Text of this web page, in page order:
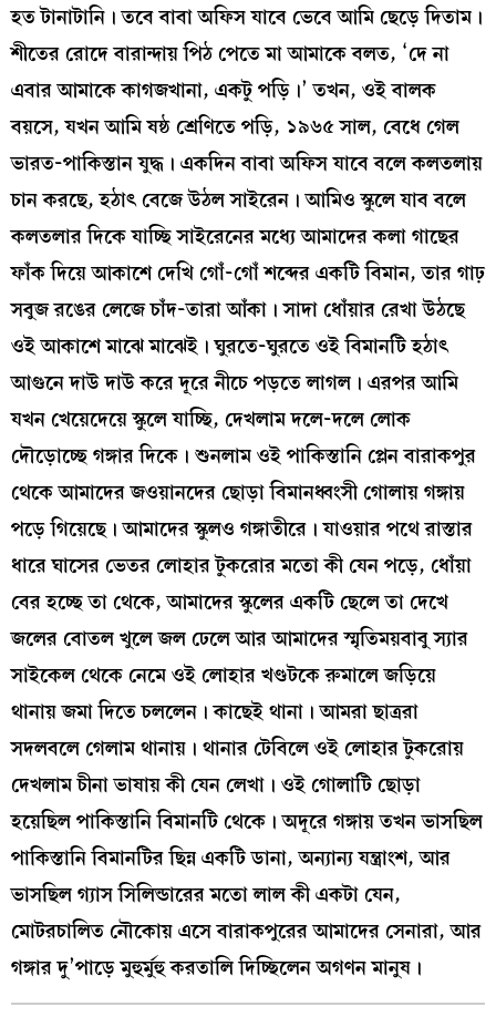
হত টানাটানি। তবে বাবা অফিস যাবে ভেবে আমি ছেড়ে দিতাম।
শীতের রোদে বারান্দায় পিঠ পেতে মা আমাকে বলত, ‘দে না
এবার আমাকে কাগজখানা, একটু পড়ি।’ তখন, ওই বালক
বয়সে, যখন আমি ষষ্ঠ শ্রেণিতে পড়ি, ১৯৬৫ সাল, বেধে গেল
ভারত-পাকিস্তান যুদ্ধ। একদিন বাবা অফিস যাবে বলে কলতলায়
চান করছে, হঠাৎ বেজে উঠল সাইরেন। আমিও স্কুলে যাব বলে
কলতলার দিকে যাচ্ছি সাইরেনের মধ‍্যে আমাদের কলা গাছের
ফাঁক দিয়ে আকাশে দেখি গোঁ-গোঁ শব্দের একটি বিমান, তার গাঢ়
সবুজ রঙের লেজে চাঁদ-তারা আঁকা। সাদা ধোঁয়ার রেখা উঠছে
ওই আকাশে মাঝে মাঝেই। ঘুরতে-ঘুরতে ওই বিমানটি হঠাৎ
আগুনে দাউ দাউ করে দূরে নীচে পড়তে লাগল। এরপর আমি
যখন খেয়েদেয়ে স্কুলে যাচ্ছি, দেখলাম দলে-দলে লোক
দৌড়োচ্ছে গঙ্গার দিকে। শুনলাম ওই পাকিস্তানি প্লেন বারাকপুর
থেকে আমাদের জওয়ানদের ছোড়া বিমানধ্বংসী গোলায় গঙ্গায়
পড়ে গিয়েছে। আমাদের স্কুলও গঙ্গাতীরে। যাওয়ার পথে রাস্তার
ধারে ঘাসের ভেতর লোহার টুকরোর মতো কী যেন পড়ে, ধোঁয়া
বের হচ্ছে তা থেকে, আমাদের স্কুলের একটি ছেলে তা দেখে
জলের বোতল খুলে জল ঢেলে আর আমাদের স্মৃতিময়বাবু স‍্যার
সাইকেল থেকে নেমে ওই লোহার খণ্ডটকে রুমালে জড়িয়ে
থানায় জমা দিতে চললেন। কাছেই থানা। আমরা ছাত্ররা
সদলবলে গেলাম থানায়। থানার টেবিলে ওই লোহার টুকরোয়
দেখলাম চীনা ভাষায় কী যেন লেখা। ওই গোলাটি ছোড়া
হয়েছিল পাকিস্তানি বিমানটি থেকে। অদূরে গঙ্গায় তখন ভাসছিল
পাকিস্তানি বিমানটির ছিন্ন একটি ডানা, অন‍্যান‍্য যন্ত্রাংশ, আর
ভাসছিল গ‍্যাস সিলিন্ডারের মতো লাল কী একটা যেন,
মোটরচালিত নৌকোয় এসে বারাকপুরের আমাদের সেনারা, আর
গঙ্গার দু’পাড়ে মুহুর্মুহু করতালি দিচ্ছিলেন অগণন মানুষ।